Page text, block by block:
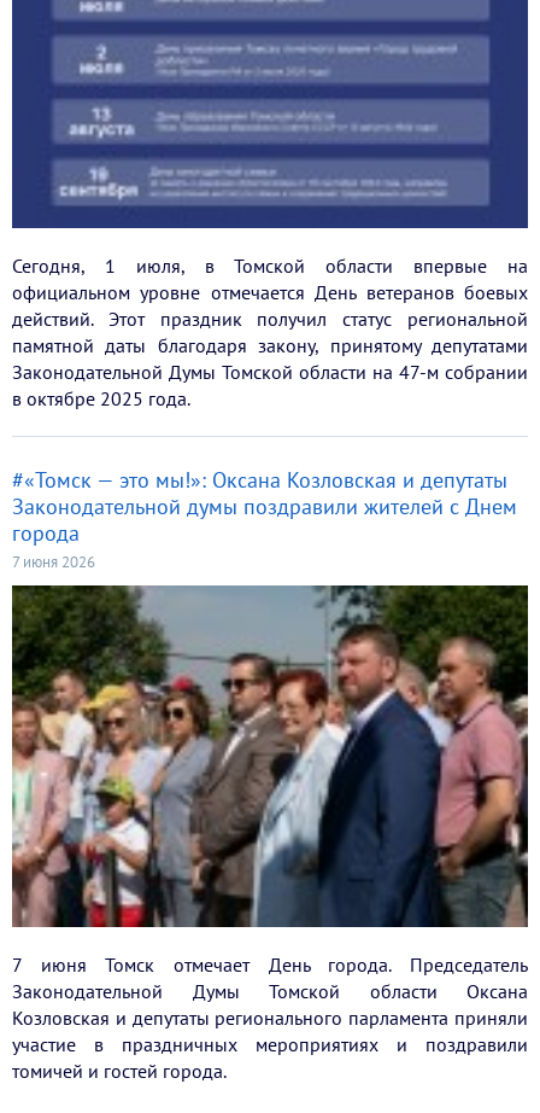
Сегодня, 1 июля, в Томской области впервые на
официальном уровне отмечается День ветеранов боевых
действий. Этот праздник получил статус региональной
памятной даты благодаря закону, принятому депутатами
Законодательной Думы Томской области на 47-м собрании
в октябре 2025 года.
#«Томск — это мы!»: Оксана Козловская и депутаты
Законодательной думы поздравили жителей с Днем
города
7 июня 2026
7 июня Томск отмечает День города. Председатель
Законодательной Думы Томской области Оксана
Козловская и депутаты регионального парламента приняли
участие в праздничных мероприятиях и поздравили
томичей и гостей города.